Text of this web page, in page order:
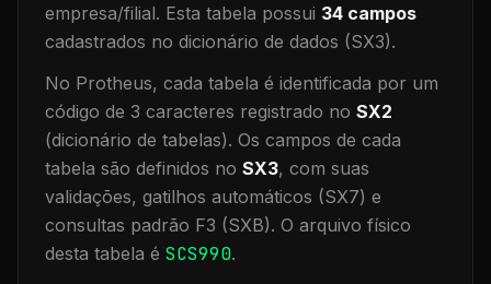
empresa/filial. Esta tabela possui 34 campos
cadastrados no dicionário de dados (SX3).
No Protheus, cada tabela é identificada por um
código de 3 caracteres registrado no SX2
(dicionário de tabelas). Os campos de cada
tabela são definidos no SX3, com suas
validações, gatilhos automáticos (SX7) e
consultas padrão F3 (SXB). O arquivo físico
desta tabela é SCS990.